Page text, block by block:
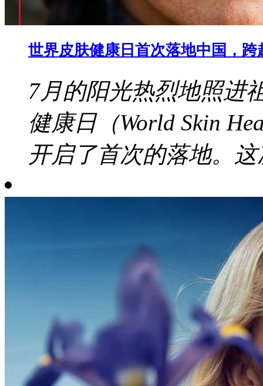
世界皮肤健康日首次落地中国，
7月的阳光热烈地照进
健康日（World Skin
开启了首次的落地。这